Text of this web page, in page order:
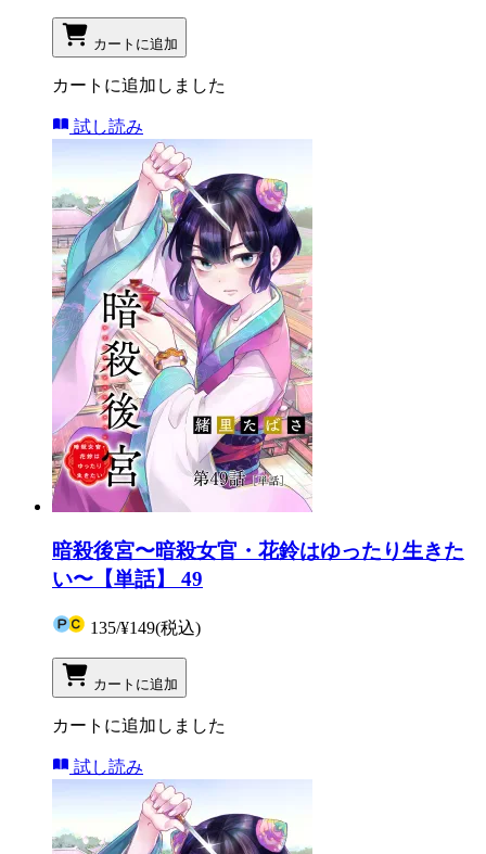
カートに追加
カートに追加しました
試し読み
暗殺後宮〜暗殺女官・花鈴はゆったり生きた
い〜【単話】 49
135/¥149(税込)
カートに追加
カートに追加しました
試し読み